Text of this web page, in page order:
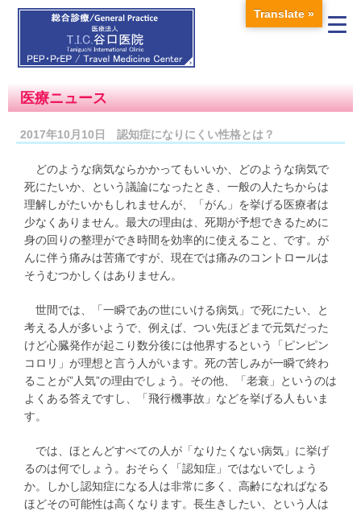
医療ニュース
2017年10月10日 認知症になりにくい性格とは？
どのような病気ならかかってもいいか、どのような病気で
死にたいか、という議論になったとき、一般の人たちからは
理解しがたいかもしれませんが、「がん」を挙げる医療者は
少なくありません。最大の理由は、死期が予想できるために
身の回りの整理ができ時間を効率的に使えること、です。が
んに伴う痛みは苦痛ですが、現在では痛みのコントロールは
そうむつかしくはありません。
世間では、「一瞬であの世にいける病気」で死にたい、と
考える人が多いようで、例えば、つい先ほどまで元気だった
けど心臓発作が起こり数分後には他界するという「ピンピン
コロリ」が理想と言う人がいます。死の苦しみが一瞬で終わ
ることが”人気”の理由でしょう。その他、「老衰」というのは
よくある答えですし、「飛行機事故」などを挙げる人もいま
す。
では、ほとんどすべての人が「なりたくない病気」に挙げ
るのは何でしょう。おそらく「認知症」ではないでしょう
か。しかし認知症になる人は非常に多く、高齢になればなる
ほどその可能性は高くなります。長生きしたい、という人は
Translate »